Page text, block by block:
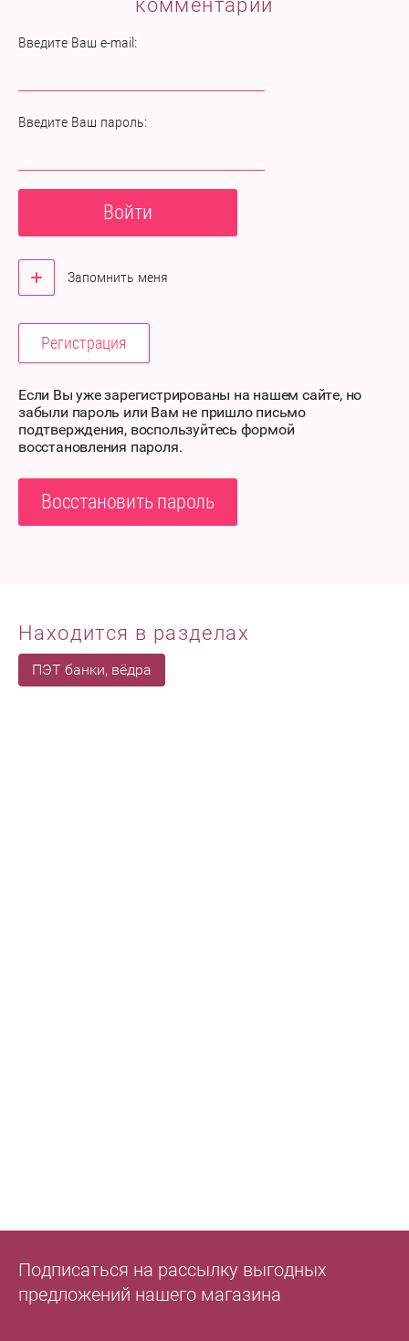
комментарий
Введите Ваш e-mail:
Введите Ваш пароль:
Войти
Запомнить меня
Регистрация
Если Вы уже зарегистрированы на нашем сайте, но
забыли пароль или Вам не пришло письмо
подтверждения, воспользуйтесь формой
восстановления пароля.
Восстановить пароль
Находится в разделах
ПЭТ банки, вёдра
Подписаться на рассылку выгодных
предложений нашего магазина